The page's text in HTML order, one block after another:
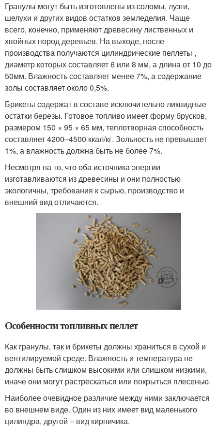
Гранулы могут быть изготовлены из соломы, лузги,
шелухи и других видов остатков земледелия. Чаще
всего, конечно, применяют древесину лиственных и
хвойных пород деревьев. На выходе, после
производства получаются цилиндрические пеллеты ,
диаметр которых составляет 6 или 8 мм, а длина от 10 до
50мм. Влажность составляет менее 7%, а содержание
золы составляет около 0,5%.
Брикеты содержат в составе исключительно ликвидные
остатки березы. Готовое топливо имеет форму брусков,
размером 150 × 95 × 65 мм, теплотворная способность
составляет 4200–4500 ккал/кг. Зольность не превышает
1%, а влажность должна быть не более 7%.
Несмотря на то, что оба источника энергии
изготавливаются из древесины и они полностью
экологичны, требования к сырью, производство и
внешний вид отличаются.
Особенности топливных пеллет
Как гранулы, так и брикеты должны храниться в сухой и
вентилируемой среде. Влажность и температура не
должны быть слишком высокими или слишком низкими,
иначе они могут растрескаться или покрыться плесенью.
Наиболее очевидное различие между ними заключается
во внешнем виде. Один из них имеет вид маленького
цилиндра, другой – вид кирпичика.